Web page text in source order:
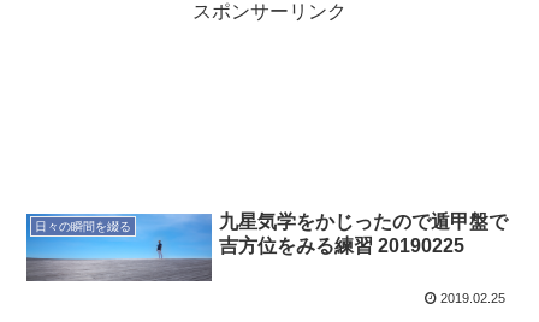
スポンサーリンク
日々の瞬間を綴る
九星気学をかじったので遁甲盤で
吉方位をみる練習 20190225
2019.02.25